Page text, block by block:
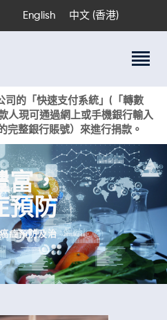
English 中文 (香港)
司的「快速支付系統」(「轉數
人現可通過網上或手機銀行輸入
完整銀行賬號）來進行捐款。
富，
預防
癌症預防及治